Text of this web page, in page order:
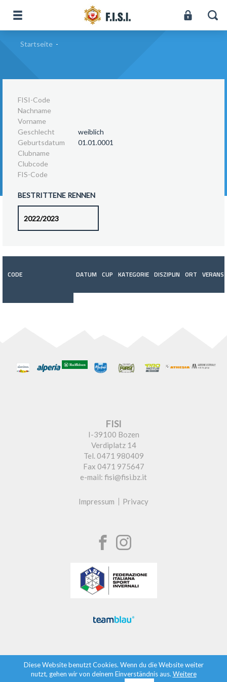
Startseite -
FISI-Code
Nachname
Vorname
Geschlecht
weiblich
Geburtsdatum
01.01.0001
Clubname
Clubcode
FIS-Code
BESTRITTENE RENNEN
CODE DATUM CUP KATEGORIE DISZIPLIN ORT
FISI
I-39100 Bozen
Verdiplatz 14
Tel. 0471 980409
Fax 0471 975647
e-mail: fisi@fisi.bz.it
Impressum Privacy
Diese Website benutzt Cookies. Wenn du die Website weiter
nutzt, gehen wir von deinem Einverständnis aus. Weitere